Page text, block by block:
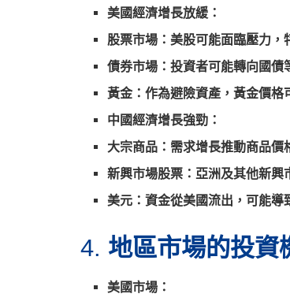
美國經濟增長放緩 ：
股票市場：美股可能面臨壓力，
債券市場：投資者可能轉向國債
黃金：作為避險資產，黃金價格
中國經濟增長強勁 ：
大宗商品：需求增長推動商品價
新興市場股票：亞洲及其他新興
美元：資金從美國流出，可能導
4. 地區市場的投資
美國市場 ：